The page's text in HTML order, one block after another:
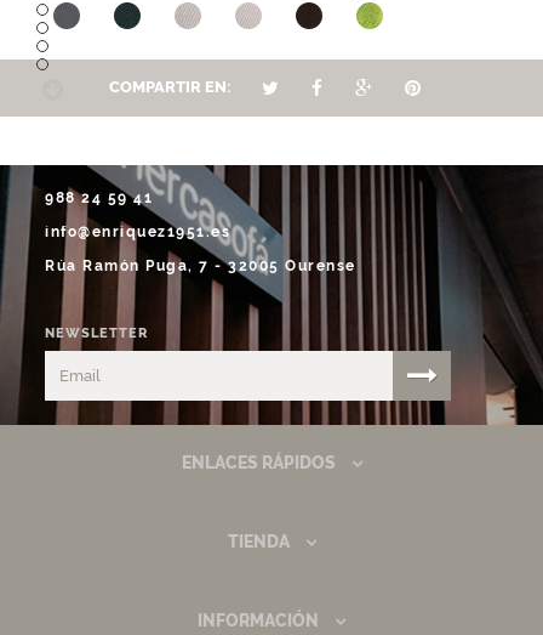
COMPARTIR EN:
988 24 59 41
info@enriquez1951.es
Rúa Ramón Puga, 7 - 32005 Ourense
NEWSLETTER
ENLACES RÁPIDOS
TIENDA
INFORMACIÓN